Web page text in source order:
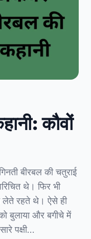
कौवों
बीरबल की चतुराई
थे। फिर भी
लेते रहते थे। ऐसे ही
बुलाया और बगीचे में
पक्षी…